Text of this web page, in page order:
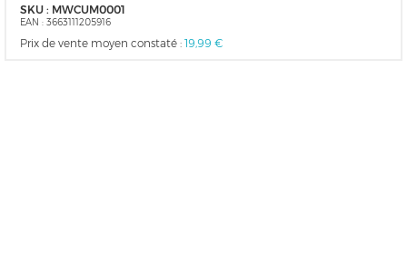
SKU : MWCUM0001
EAN : 3663111205916
Prix de vente moyen constaté : 19,99 €